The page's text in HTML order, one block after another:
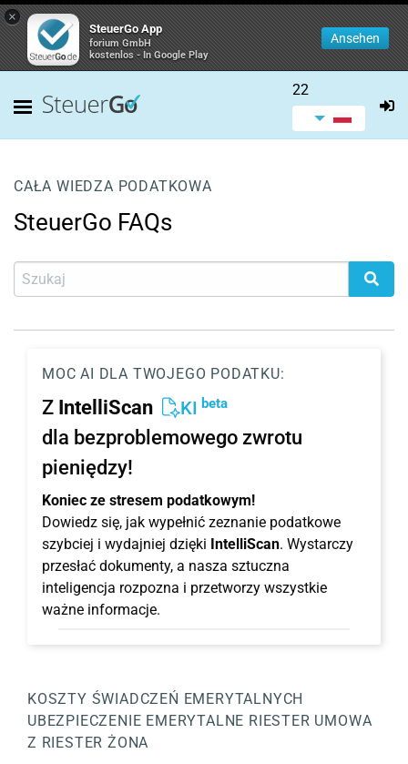
×
SteuerGo App
forium GmbH
kostenlos - In Google Play
Ansehen
22
CAŁA WIEDZA PODATKOWA
SteuerGo FAQs
MOC AI DLA TWOJEGO PODATKU:
Z IntelliScan KI beta
dla bezproblemowego zwrotu
pieniędzy!
Koniec ze stresem podatkowym!
Dowiedz się, jak wypełnić zeznanie podatkowe
szybciej i wydajniej dzięki IntelliScan. Wystarczy
przesłać dokumenty, a nasza sztuczna
inteligencja rozpozna i przetworzy wszystkie
ważne informacje.
KOSZTY ŚWIADCZEŃ EMERYTALNYCH
UBEZPIECZENIE EMERYTALNE RIESTER UMOWA
Z RIESTER ŻONA